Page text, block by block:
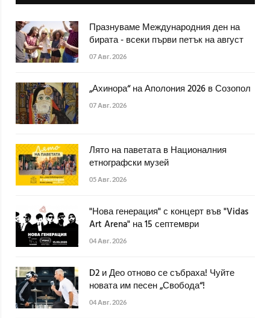
Празнуваме Международния ден на
бирата - всеки първи петък на август
07 Авг. 2026
„Ахинора“ на Аполония 2026 в Созопол
07 Авг. 2026
Лято на паветата в Националния
етнографски музей
05 Авг. 2026
"Нова генерация" с концерт във "Vidas
Art Arena" на 15 септември
04 Авг. 2026
D2 и Део отново се събраха! Чуйте
новата им песен „Свобода“!
04 Авг. 2026